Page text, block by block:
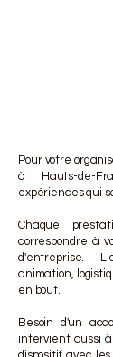
Pour votre
à Hauts-de-
expériences qui
Chaque
correspondre à
d'entreprise.
animation,
en bout.
Besoin d'un
intervient aussi